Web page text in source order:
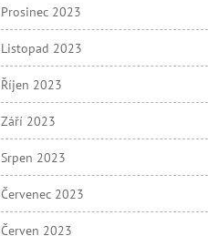
Prosinec 2023
Listopad 2023
Říjen 2023
Září 2023
Srpen 2023
Červenec 2023
Červen 2023